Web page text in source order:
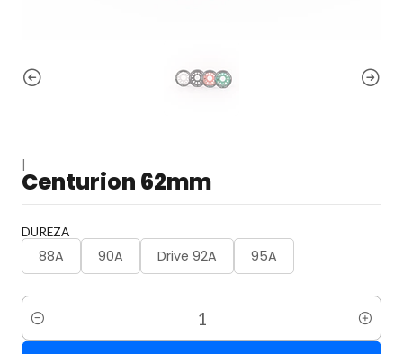
Centurion 62mm
DUREZA
88A 90A Drive 92A 95A
Cantidad